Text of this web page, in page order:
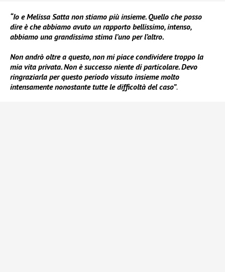
“Io e Melissa Satta non stiamo più insieme. Quello che posso
dire è che abbiamo avuto un rapporto bellissimo, intenso,
abbiamo una grandissima stima l’uno per l’altro.
Non andrò oltre a questo, non mi piace condividere troppo la
mia vita privata. Non è successo niente di particolare. Devo
ringraziarla per questo periodo vissuto insieme molto
intensamente nonostante tutte le difficoltà del caso”.